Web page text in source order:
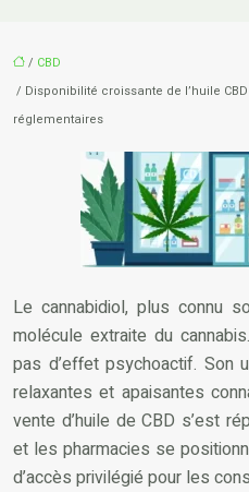
/ CBD
/ Disponibilité croissante de l’huile
réglementaires
Le cannabidiol, plus connu
molécule extraite du
pas d’effet psychoactif. Son
relaxantes et apaisantes
vente d’huile de CBD s’est
et les pharmacies se
d’accès privilégié pour les